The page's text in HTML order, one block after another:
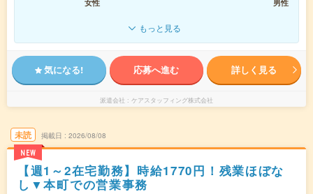
女性
男性
もっと見る
気になる! 応募へ進む 詳しく見る
派遣会社 ケアスタッフィング株式会社
未読
NEW
掲載日 2026/08/08
【週1～2在宅勤務】時給1770円！残業ほぼな
し▼本町での営業事務